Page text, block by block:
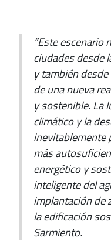
“Este escenario
ciudades desde
y también
de una nueva
y sostenible. La
climático y la
inevitablemente
más
energético y
inteligente del
implantación de
la edificación
Sarmiento.